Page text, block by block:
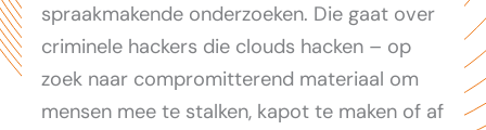
spraakmakende onderzoeken. Die gaat over
criminele hackers die clouds hacken – op
zoek naar compromitterend materiaal om
mensen mee te stalken, kapot te maken of af